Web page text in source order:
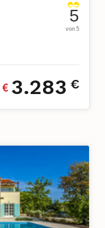
5
von 5
€ 3.283 €